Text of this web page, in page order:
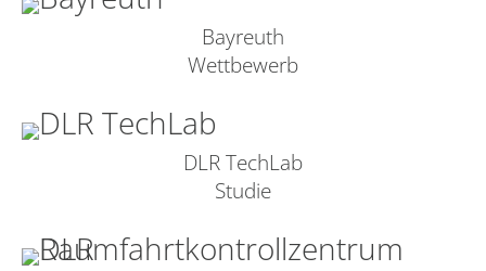
Bayreuth
Wettbewerb
DLR TechLab
Studie